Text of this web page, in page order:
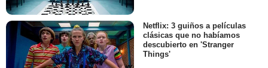
Netflix: 3 guiños a películas
clásicas que no habíamos
descubierto en 'Stranger
Things'